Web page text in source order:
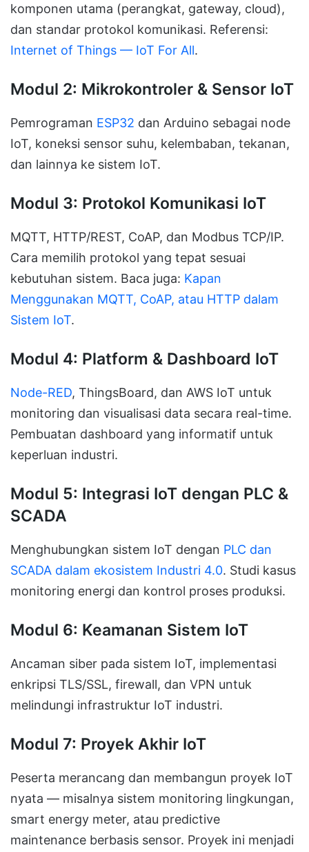
komponen utama (perangkat, gateway, cloud),
dan standar protokol komunikasi. Referensi:
Internet of Things — IoT For All.
Modul 2: Mikrokontroler & Sensor IoT
Pemrograman ESP32 dan Arduino sebagai node
IoT, koneksi sensor suhu, kelembaban, tekanan,
dan lainnya ke sistem IoT.
Modul 3: Protokol Komunikasi IoT
MQTT, HTTP/REST, CoAP, dan Modbus TCP/IP.
Cara memilih protokol yang tepat sesuai
kebutuhan sistem. Baca juga: Kapan
Menggunakan MQTT, CoAP, atau HTTP dalam
Sistem IoT.
Modul 4: Platform & Dashboard IoT
Node-RED, ThingsBoard, dan AWS IoT untuk
monitoring dan visualisasi data secara real-time.
Pembuatan dashboard yang informatif untuk
keperluan industri.
Modul 5: Integrasi IoT dengan PLC &
SCADA
Menghubungkan sistem IoT dengan PLC dan
SCADA dalam ekosistem Industri 4.0. Studi kasus
monitoring energi dan kontrol proses produksi.
Modul 6: Keamanan Sistem IoT
Ancaman siber pada sistem IoT, implementasi
enkripsi TLS/SSL, firewall, dan VPN untuk
melindungi infrastruktur IoT industri.
Modul 7: Proyek Akhir IoT
Peserta merancang dan membangun proyek IoT
nyata — misalnya sistem monitoring lingkungan,
smart energy meter, atau predictive
maintenance berbasis sensor. Proyek ini menjadi